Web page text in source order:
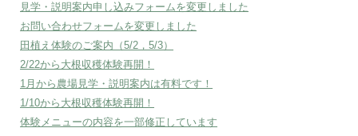
見学・説明案内申し込みフォームを変更しました
お問い合わせフォームを変更しました
田植え体験のご案内（5/2，5/3）
2/22から大根収穫体験再開！
1月から農場見学・説明案内は有料です！
1/10から大根収穫体験再開！
体験メニューの内容を一部修正しています